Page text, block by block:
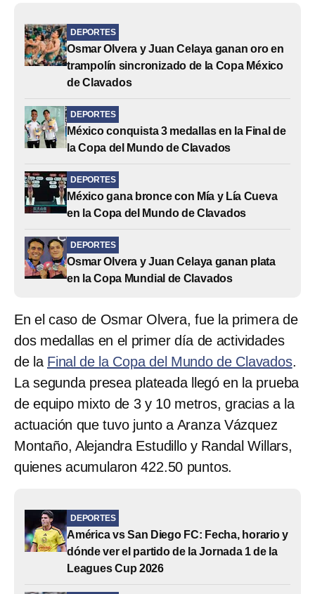
DEPORTES
Osmar Olvera y Juan Celaya ganan oro en
trampolín sincronizado de la Copa México
de Clavados
DEPORTES
México conquista 3 medallas en la Final de
la Copa del Mundo de Clavados
DEPORTES
México gana bronce con Mía y Lía Cueva
en la Copa del Mundo de Clavados
DEPORTES
Osmar Olvera y Juan Celaya ganan plata
en la Copa Mundial de Clavados
En el caso de Osmar Olvera, fue la primera de
dos medallas en el primer día de actividades
de la Final de la Copa del Mundo de Clavados.
La segunda presea plateada llegó en la prueba
de equipo mixto de 3 y 10 metros, gracias a la
actuación que tuvo junto a Aranza Vázquez
Montaño, Alejandra Estudillo y Randal Willars,
quienes acumularon 422.50 puntos.
DEPORTES
América vs San Diego FC: Fecha, horario y
dónde ver el partido de la Jornada 1 de la
Leagues Cup 2026